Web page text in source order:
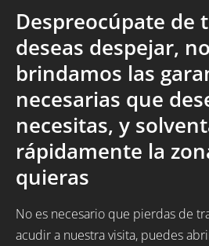
Despreocúpate de
deseas despejar,
brindamos las
necesarias que
necesitas, y
rápidamente la
quieras
No es necesario que pierdas de
acudir a nuestra visita, puedes